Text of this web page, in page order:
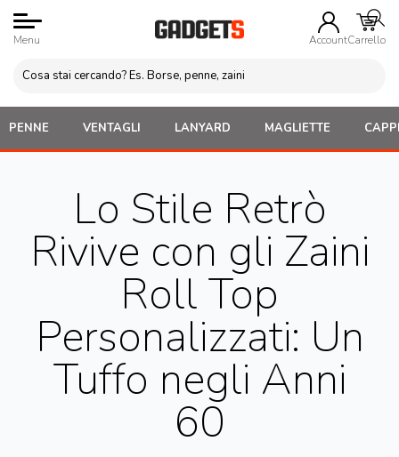
Menu AccountCarrello
PENNE VENTAGLI LANYARD MAGLIETTE
Lo Stile Retrò
Rivive con gli Zaini
Roll Top
Personalizzati: Un
Tuffo negli Anni
60